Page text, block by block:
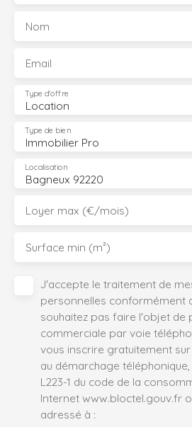
Nom
Email
Location
Type d'offre
Immobilier Pro
Type de bien
Bagneux 92220
Localisation
Loyer max (€/mois)
Surface min (m²)
J'accepte le traitement de
personnelles conformément
souhaitez pas faire l'objet de
commerciale par voie
vous inscrire gratuitement
au démarchage
L223-1 du code de la
Internet www.bloctel.gouv.fr
adressé à :